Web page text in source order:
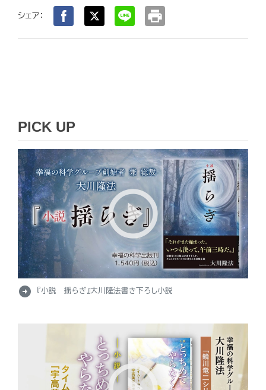
シェア： print
PICK UP
arrow_circle_right 『小説 揺らぎ』大川隆法書き下ろし小説